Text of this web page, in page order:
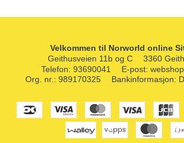
Velkommen til Norworld online
Geithusveien 11b og C
3360
Telefon: 93690041 E-post:
Org. nr.: 989170325 Bankinformasjon: